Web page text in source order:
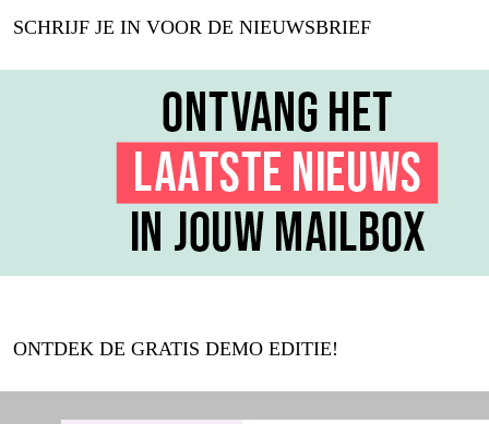
SCHRIJF JE IN VOOR DE NIEUWSBRIEF
ONTDEK DE GRATIS DEMO EDITIE!